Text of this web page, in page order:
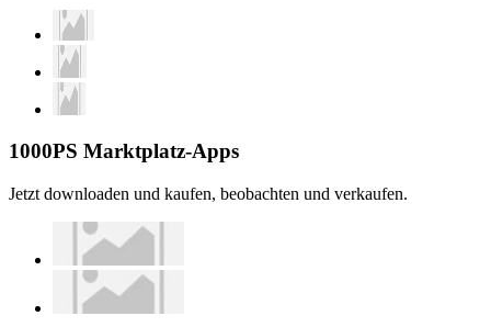
1000PS Marktplatz-Apps
Jetzt downloaden und kaufen, beobachten und verkaufen.